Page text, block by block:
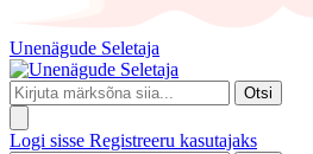
Unenägude Seletaja
Otsi
Logi sisse Registreeru kasutajaks